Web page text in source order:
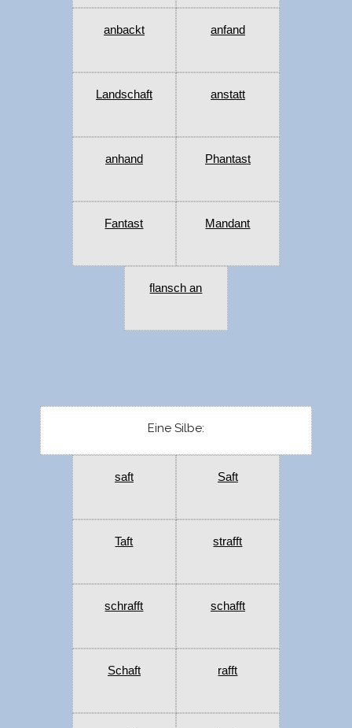
anbackt anfand
Landschaft anstatt
anhand Phantast
Fantast Mandant
flansch an
Eine Silbe:
saft Saft
Taft strafft
schrafft schafft
Schaft rafft